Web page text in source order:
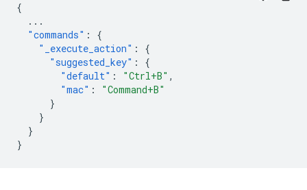
{
...
"commands" :
{
"_execute_action" :
{
"suggested_key" :
{
"default" : "Ctrl+B" ,
"mac" :
"Command+B"
}
}
}
}